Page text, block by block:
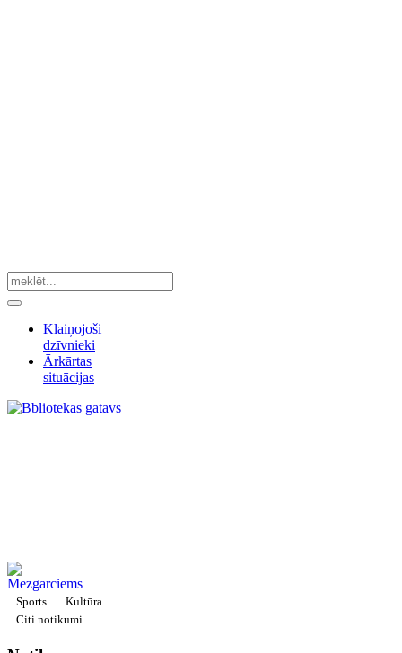
Klaiņojoši
dzīvnieki
Ārkārtas
situācijas
Sports
Kultūra
Citi notikumi